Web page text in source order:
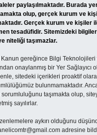
paylaşılmaktadır. Burada
olup, gerçek kurum ve
Gerçek kurum ve kişiler
tesadüfidir. Sitemizdeki
niteliği taşımazlar.
Kanun gereğince Bilgi
onaylanmış bir Yer Sağlayıcı
sitedeki içerikleri proaktif
bulunmamaktadır.
sorumluluğunu taşımakta olup,
sayılırlar.
aykırı olduğunu
adresine